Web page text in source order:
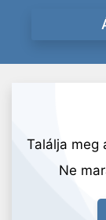
Találja meg
Ne